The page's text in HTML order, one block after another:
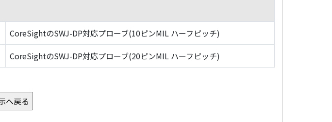
CoreSightのSWJ-DP対応プローブ(10ピンMIL ハーフピッチ)
CoreSightのSWJ-DP対応プローブ(20ピンMIL ハーフピッチ)